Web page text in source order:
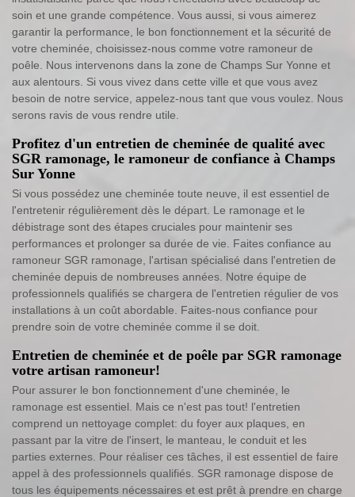
soin et une grande compétence. Vous aussi, si vous aimerez
garantir la performance, le bon fonctionnement et la sécurité de
votre cheminée, choisissez-nous comme votre ramoneur de
poêle. Nous intervenons dans la zone de Champs Sur Yonne et
aux alentours. Si vous vivez dans cette ville et que vous avez
besoin de notre service, appelez-nous tant que vous voulez. Nous
serons ravis de vous rendre utile.
Profitez d'un entretien de cheminée de qualité avec
SGR ramonage, le ramoneur de confiance à Champs
Sur Yonne
Si vous possédez une cheminée toute neuve, il est essentiel de
l'entretenir régulièrement dès le départ. Le ramonage et le
débistrage sont des étapes cruciales pour maintenir ses
performances et prolonger sa durée de vie. Faites confiance au
ramoneur SGR ramonage, l'artisan spécialisé dans l'entretien de
cheminée depuis de nombreuses années. Notre équipe de
professionnels qualifiés se chargera de l'entretien régulier de vos
installations à un coût abordable. Faites-nous confiance pour
prendre soin de votre cheminée comme il se doit.
Entretien de cheminée et de poêle par SGR ramonage
votre artisan ramoneur!
Pour assurer le bon fonctionnement d'une cheminée, le
ramonage est essentiel. Mais ce n'est pas tout! l'entretien
comprend un nettoyage complet: du foyer aux plaques, en
passant par la vitre de l'insert, le manteau, le conduit et les
parties externes. Pour réaliser ces tâches, il est essentiel de faire
appel à des professionnels qualifiés. SGR ramonage dispose de
tous les équipements nécessaires et est prêt à prendre en charge